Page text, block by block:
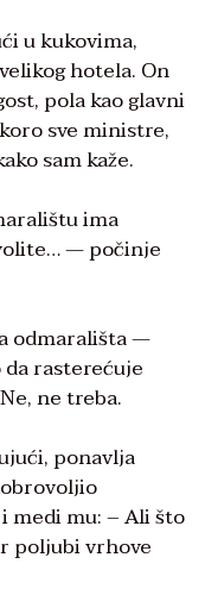
u kukovima,
hotela. On
pola kao glavni
sve ministre,
sam kaže.
ima
— počinje
odmarališta —
rasterećuje
ne treba.
ponavlja
medi mu: – Ali što
poljubi vrhove